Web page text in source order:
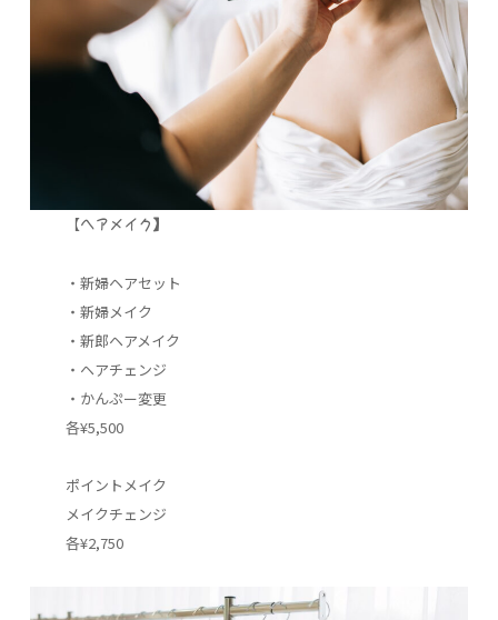
【ヘアメイク】
・新婦ヘアセット
・新婦メイク
・新郎ヘアメイク
・ヘアチェンジ
・かんぷー変更
各¥5,500
ポイントメイク
メイクチェンジ
各¥2,750